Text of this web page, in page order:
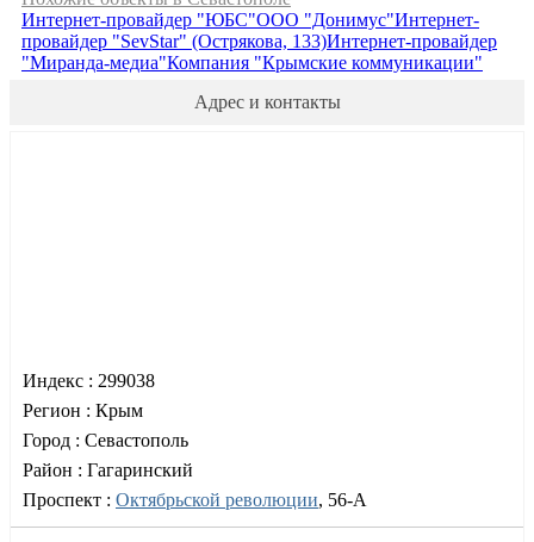
Интернет-провайдер "ЮБС"ООО "Донимус"Интернет-
провайдер "SevStar" (Острякова, 133)Интернет-провайдер
"Миранда-медиа"Компания "Крымские коммуникации"
Адрес и контакты
Индекс : 299038
Регион : Крым
Город : Севастополь
Район : Гагаринский
Проспект : Октябрьской революции, 56-А